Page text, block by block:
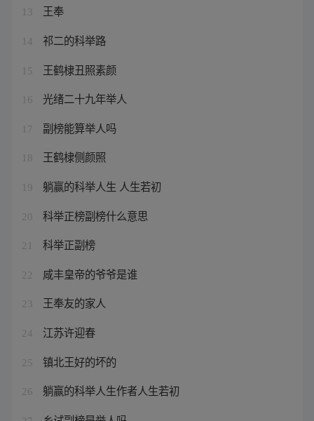
13 王奉
14 祁二的科举路
15 王鹤棣丑照素颜
16 光绪二十九年举人
17 副榜能算举人吗
18 王鹤棣侧颜照
19 躺赢的科举人生 人生若初
20 科举正榜副榜什么意思
21 科举正副榜
22 咸丰皇帝的爷爷是谁
23 王奉友的家人
24 江苏许迎春
25 镇北王好的坏的
26 躺赢的科举人生作者人生若初